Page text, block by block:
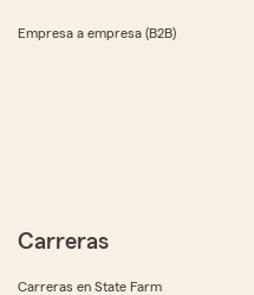
Empresa a empresa (B2B)
Carreras
Carreras en State Farm